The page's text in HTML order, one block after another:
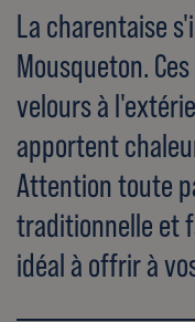
La charentaise
Mousqueton.
velours à
apportent
Attention toute
traditionnelle et
idéal à offrir à